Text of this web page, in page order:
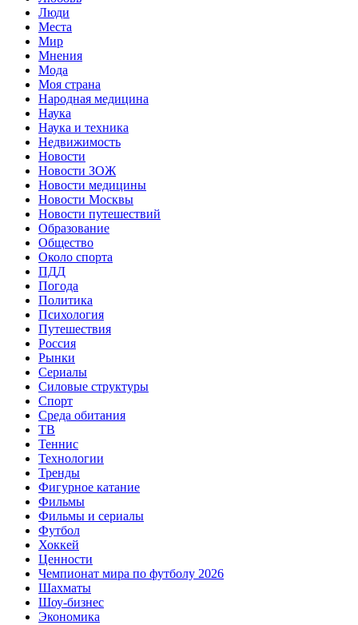
Люди
Места
Мир
Мнения
Мода
Моя страна
Народная медицина
Наука
Наука и техника
Недвижимость
Новости
Новости ЗОЖ
Новости медицины
Новости Москвы
Новости путешествий
Образование
Общество
Около спорта
ПДД
Погода
Политика
Психология
Путешествия
Россия
Рынки
Сериалы
Силовые структуры
Спорт
Среда обитания
ТВ
Теннис
Технологии
Тренды
Фигурное катание
Фильмы
Фильмы и сериалы
Футбол
Хоккей
Ценности
Чемпионат мира по футболу 2026
Шахматы
Шоу-бизнес
Экономика